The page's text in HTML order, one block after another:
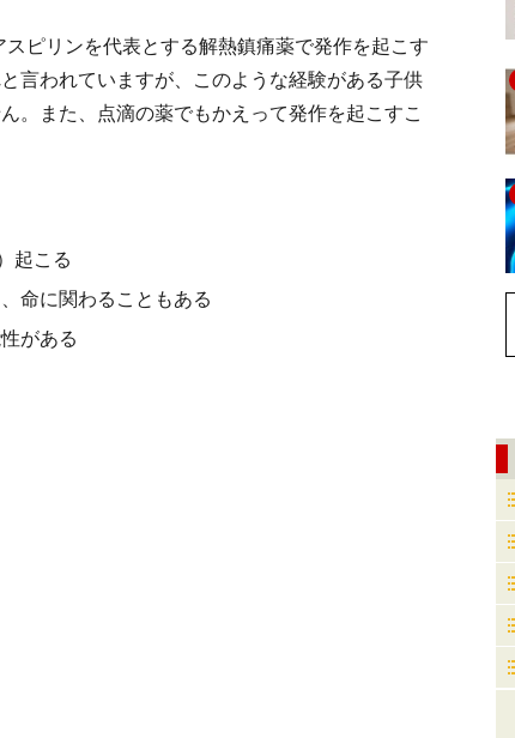
ピリンを代表とする解熱鎮痛薬で発作を起こす
言われていますが、このような経験がある子供
。また、点滴の薬でもかえって発作を起こすこ
起こる
命に関わることもある
がある